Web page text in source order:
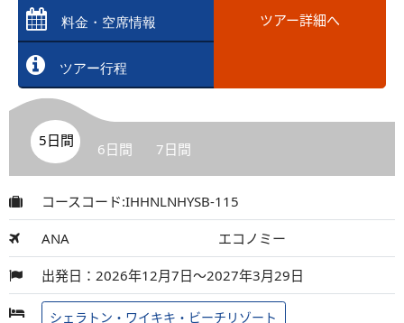
料金・空席情報
ツアー行程
ツアー詳細へ
5日間 6日間 7日間
コースコード:IHHNLNHYSB-115
ANA エコノミー
出発日：2026年12月7日～2027年3月29日
シェラトン・ワイキキ・ビーチリゾート